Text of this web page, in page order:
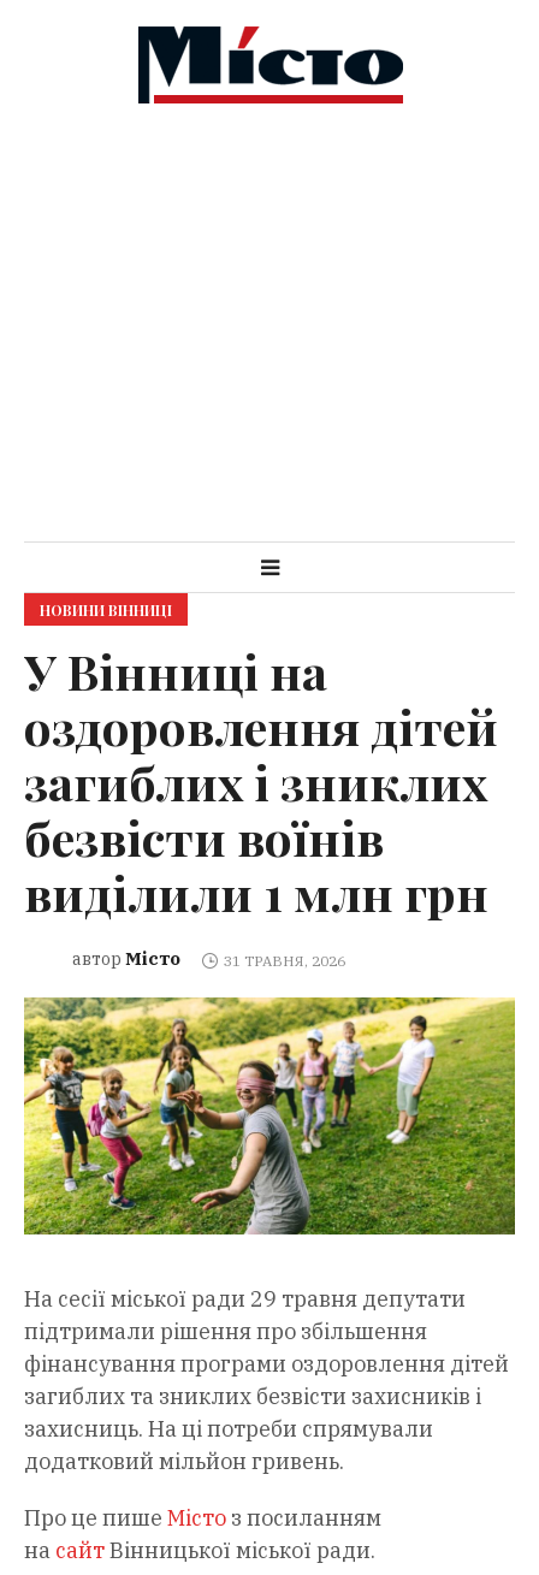
НОВИНИ ВІННИЦІ
У Вінниці на
оздоровлення дітей
загиблих і зниклих
безвісти воїнів
виділили 1 млн грн
автор Місто 31 ТРАВНЯ, 2026
На сесії міської ради 29 травня депутати
підтримали рішення про збільшення
фінансування програми оздоровлення дітей
загиблих та зниклих безвісти захисників і
захисниць. На ці потреби спрямували
додатковий мільйон гривень.
Про це пише Місто з посиланням
на сайтВінницької міської ради.